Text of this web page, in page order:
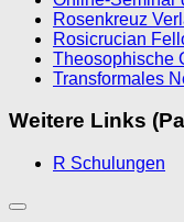
Rosenkreuz
Rosicrucian
Theosophische
Transformales
Weitere Links
R Schulungen